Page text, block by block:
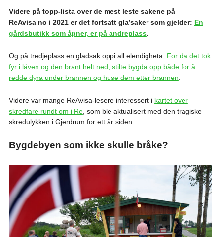
Videre på topp-lista over de mest leste sakene på
ReAvisa.no i 2021 er det fortsatt gla’saker som gjelder: En
gårdsbutikk som åpner, er på andreplass.
Og på tredjeplass en gladsak oppi all elendigheta: For da det tok
fyr i låven og den brant helt ned, stilte bygda opp både for å
redde dyra under brannen og huse dem etter brannen
Videre var mange ReAvisa-lesere interessert i kartet over
skredfare rundt om i Re, som ble aktualisert med den tragiske
skredulykken i Gjerdrum for ett år siden.
Bygdebyen som ikke skulle bråke?